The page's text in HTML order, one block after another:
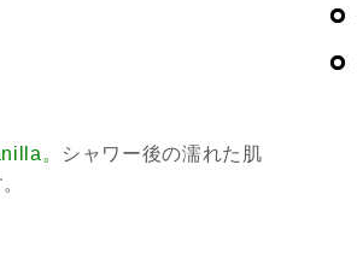
。
シャワー後の濡れた肌